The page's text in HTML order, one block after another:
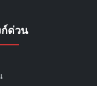
ก์ด่วน